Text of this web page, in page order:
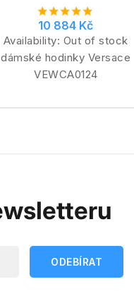
10 884 Kč
Availability: Out of stock
dámské hodinky Versace
VEWCA0124